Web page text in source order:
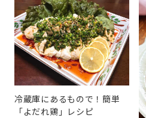
冷蔵庫にあるもので！簡単
「よだれ鶏」レシピ